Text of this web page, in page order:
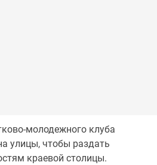
молодежного клуба
улицы, чтобы раздать
краевой столицы.